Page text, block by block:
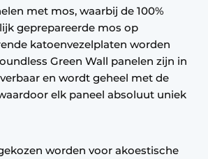
met mos, waarbij de 100%
geprepareerde mos op
katoenvezelplaten worden
Green Wall panelen zijn in
en wordt geheel met de
elk paneel absoluut uniek
worden voor akoestische